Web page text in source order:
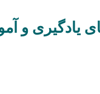
یادگیری و